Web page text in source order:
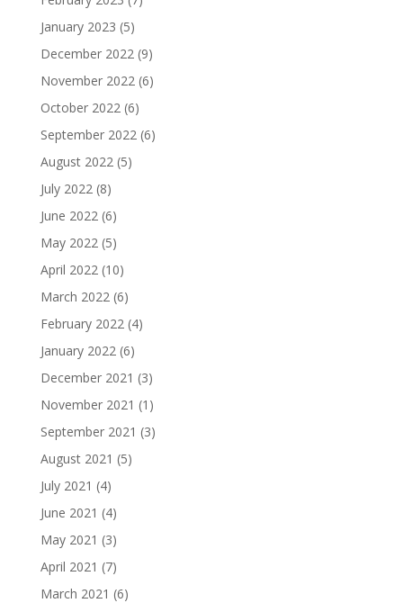
January 2023 (5)
December 2022(9)
November 2022(6)
October 2022(6)
September 2022(6)
August 2022(5)
July 2022(8)
June 2022(6)
May 2022(5)
April 2022(10)
March 2022(6)
February 2022(4)
January 2022(6)
December 2021 (3)
November 2021 (1)
September 2021 (3)
August 2021 (5)
July 2021 (4)
June 2021 (4)
May 2021 (3)
April 2021 (7)
March 2021 (6)